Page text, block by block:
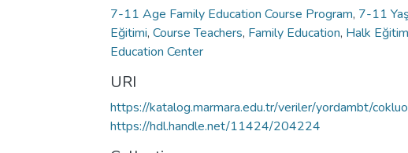
7-11 Age Family Education Course Program, 7-11
Eğitimi, Course Teachers, Family Education, Halk
Education Center
URI
https://katalog.marmara.edu.tr/veriler/yordambt/
https://hdl.handle.net/11424/204224